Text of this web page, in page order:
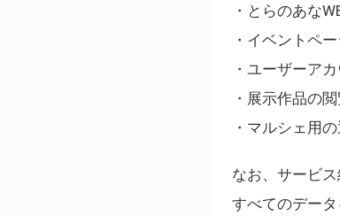
・とらのあな
・イベントペ
・ユーザーア
・展示作品の
・マルシェ用
なお、サービ
すべてのデータ